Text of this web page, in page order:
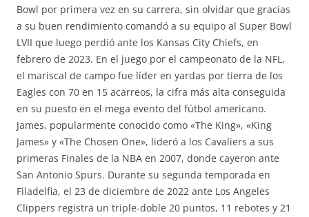
Bowl por primera vez en su carrera, sin olvidar que gracias
a su buen rendimiento comandó a su equipo al Super Bowl
LVII que luego perdió ante los Kansas City Chiefs, en
febrero de 2023. En el juego por el campeonato de la NFL,
el mariscal de campo fue líder en yardas por tierra de los
Eagles con 70 en 15 acarreos, la cifra más alta conseguida
en su puesto en el mega evento del fútbol americano.
James, popularmente conocido como «The King», «King
James» y «The Chosen One», lideró a los Cavaliers a sus
primeras Finales de la NBA en 2007, donde cayeron ante
San Antonio Spurs. Durante su segunda temporada en
Filadelfia, el 23 de diciembre de 2022 ante Los Angeles
Clippers registra un triple-doble 20 puntos, 11 rebotes y 21